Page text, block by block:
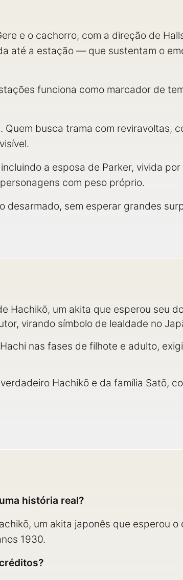
e o cachorro, com a direção de
até a estação — que sustentam o
funciona como marcador de
Quem busca trama com reviravoltas,
a esposa de Parker, vivida por
com peso próprio.
desarmado, sem esperar grandes
Hachikō, um akita que esperou seu
virando símbolo de lealdade no
nas fases de filhote e adulto,
Hachikō e da família Satō,
história real?
um akita japonês que esperou
1930.